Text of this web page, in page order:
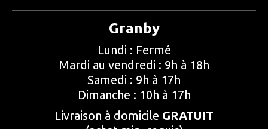
Granby
Lundi : Fermé
Mardi au vendredi : 9h à 18h
Samedi : 9h à 17h
Dimanche : 10h à 17h
Livraison à domicile GRATUIT